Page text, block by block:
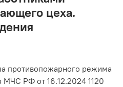
цеха.
противопожарного режима
РФ от 16.12.2024 1120